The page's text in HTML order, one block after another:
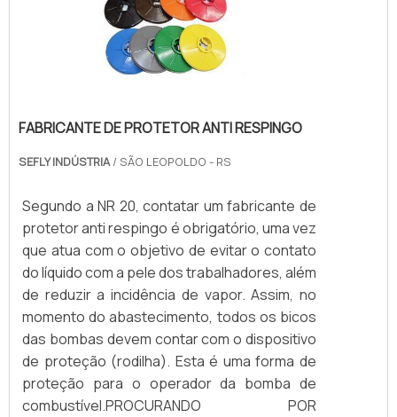
FABRICANTE DE PROTETOR ANTI RESPINGO
SEFLY INDÚSTRIA/ SÃO LEOPOLDO - RS
Segundo a NR 20, contatar um fabricante de
protetor anti respingo é obrigatório, uma vez
que atua com o objetivo de evitar o contato
do líquido com a pele dos trabalhadores, além
de reduzir a incidência de vapor. Assim, no
momento do abastecimento, todos os bicos
das bombas devem contar com o dispositivo
de proteção (rodilha). Esta é uma forma de
proteção para o operador da bomba de
combustível.PROCURANDO POR